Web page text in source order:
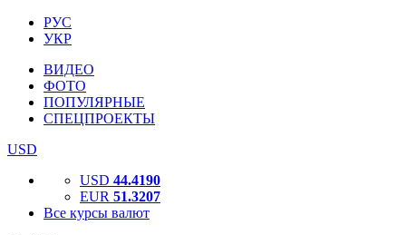
РУС
УКР
ВИДЕО
ФОТО
ПОПУЛЯРНЫЕ
СПЕЦПРОЕКТЫ
USD
USD 44.4190
EUR 51.3207
Все курсы валют